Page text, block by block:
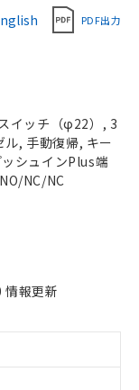
PDF出力
イッチ（φ22）, 3
ル, 手動復帰, キー
シュインPlus端
NC/NC
報更新